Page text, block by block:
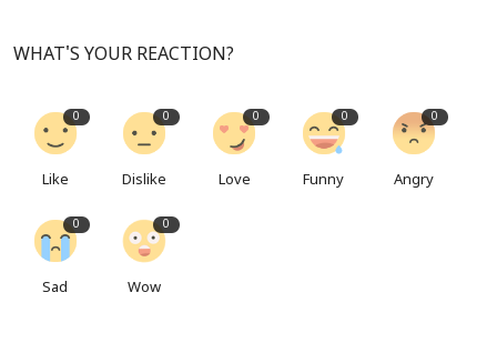
WHAT'S YOUR REACTION?
0
Like
0
Dislike
0
Love
0
Funny
0
Angry
0
Sad
0
Wow